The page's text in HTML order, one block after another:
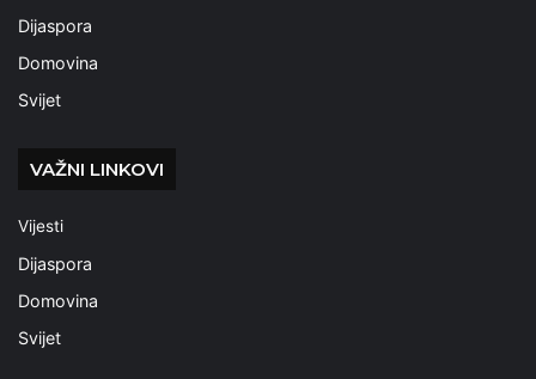
Dijaspora
Domovina
Svijet
VAŽNI LINKOVI
Vijesti
Dijaspora
Domovina
Svijet